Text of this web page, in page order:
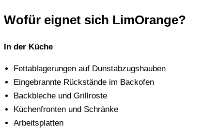
Wofür eignet sich LimOrange?
In der Küche
Fettablagerungen auf Dunstabzugshauben
Eingebrannte Rückstände im Backofen
Backbleche und Grillroste
Küchenfronten und Schränke
Arbeitsplatten